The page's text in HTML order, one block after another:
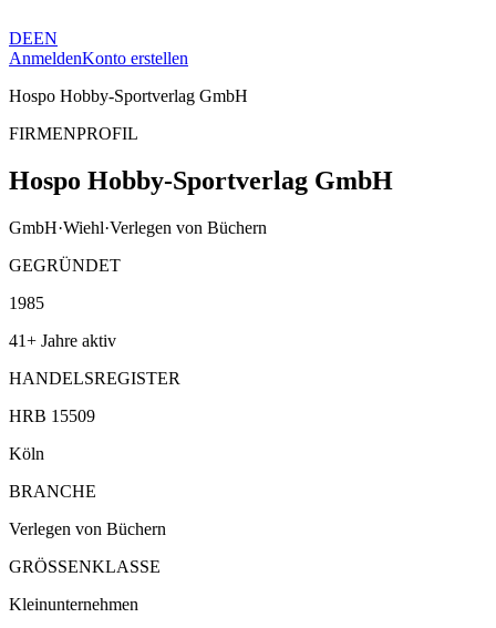
DEEN
AnmeldenKonto erstellen
Hospo Hobby-Sportverlag GmbH
FIRMENPROFIL
Hospo Hobby-Sportverlag GmbH
GmbH·Wiehl·Verlegen von Büchern
GEGRÜNDET
1985
41+ Jahre aktiv
HANDELSREGISTER
HRB 15509
Köln
BRANCHE
Verlegen von Büchern
GRÖSSENKLASSE
Kleinunternehmen